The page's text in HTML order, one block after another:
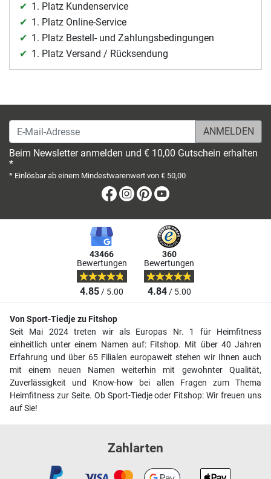
1. Platz Kundenservice
1. Platz Online-Service
1. Platz Bestell- und Zahlungsbedingungen
1. Platz Versand / Rücksendung
E-Mail-Adresse
Beim Newsletter anmelden und € 10,00 Gutschein erhalten
*
* Einlösbar ab einem Mindestwarenwert von € 50,00
Facebook
Instagram
Pinterest
43466
Bewertungen
4.85/ 5.00
360
Bewertungen
4.84/ 5.00
Von Sport-Tiedje zu Fitshop
Seit Mai 2024 treten wir als Europas Nr. 1 für Heimfitness
einheitlich unter einem Namen auf: Fitshop. Mit über 40 Jahren
Erfahrung und über 65 Filialen europaweit stehen wir Ihnen auch
mit einem neuen Namen weiterhin mit gewohnter Qualität,
Zuverlässigkeit und Know-how bei allen Fragen zum Thema
Heimfitness zur Seite. Ob Sport-Tiedje oder Fitshop: Wir freuen uns
auf Sie!
Zahlarten